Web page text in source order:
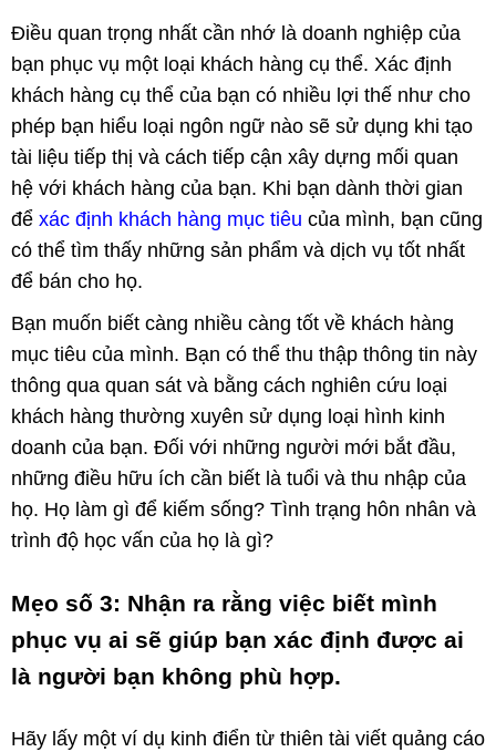
Điều quan trọng nhất cần nhớ là doanh nghiệp của
bạn phục vụ một loại khách hàng cụ thể. Xác định
khách hàng cụ thể của bạn có nhiều lợi thế như cho
phép bạn hiểu loại ngôn ngữ nào sẽ sử dụng khi tạo
tài liệu tiếp thị và cách tiếp cận xây dựng mối quan
hệ với khách hàng của bạn. Khi bạn dành thời gian
để xác định khách hàng mục tiêu của mình, bạn cũng
có thể tìm thấy những sản phẩm và dịch vụ tốt nhất
để bán cho họ.
Bạn muốn biết càng nhiều càng tốt về khách hàng
mục tiêu của mình. Bạn có thể thu thập thông tin này
thông qua quan sát và bằng cách nghiên cứu loại
khách hàng thường xuyên sử dụng loại hình kinh
doanh của bạn. Đối với những người mới bắt đầu,
những điều hữu ích cần biết là tuổi và thu nhập của
họ. Họ làm gì để kiếm sống? Tình trạng hôn nhân và
trình độ học vấn của họ là gì?
Mẹo số 3: Nhận ra rằng việc biết mình
phục vụ ai sẽ giúp bạn xác định được ai
là người bạn không phù hợp.
Hãy lấy một ví dụ kinh điển từ thiên tài viết quảng cáo